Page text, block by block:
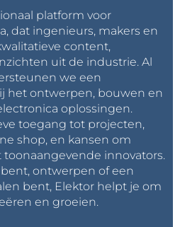
platform voor
dat ingenieurs, makers en
content,
uit de industrie. Al
we een
het ontwerpen, bouwen en
oplossingen.
toegang tot projecten,
shop, en kansen om
innovators.
ontwerpen of een
bent, Elektor helpt je om
en groeien.